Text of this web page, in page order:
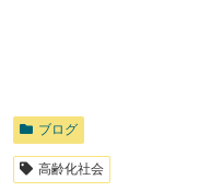
ブログ
高齢化社会